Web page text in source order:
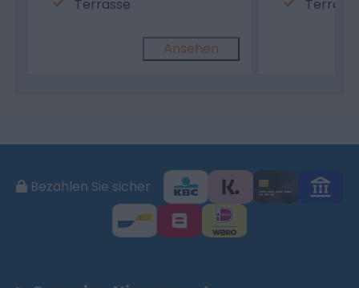
Terrasse
Ansehen
Bezahlen Sie sicher